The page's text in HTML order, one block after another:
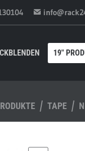
19"
TAPE